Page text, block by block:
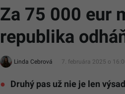
Za 75 000 eur
republika
Linda Cebrová 7. februára 2025 o
Druhý pas už nie je len